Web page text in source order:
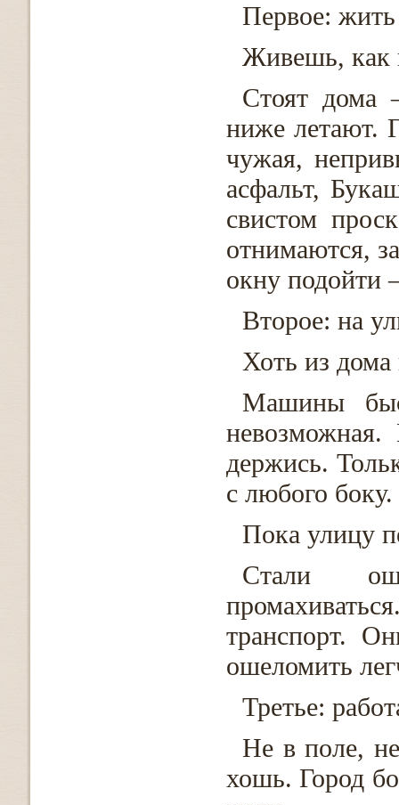
Первое:
Живешь, как
Стоят дома
ниже летают.
чужая,
асфальт,
свистом
отнимаются,
окну подойти
Второе: на
Хоть из
Машины
держись.
с любого боку.
Пока улицу
Стали
транспорт.
ошеломить
Третье:
Не в поле,
хошь. Город